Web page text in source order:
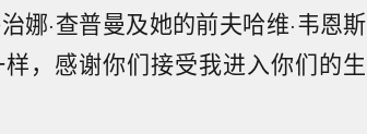
娜·查普曼及她的前夫哈维·韦恩斯
，感谢你们接受我进入你们的生